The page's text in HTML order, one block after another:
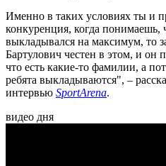
Именно в таких условиях ты и
конкуренция, когда понимаешь,
выкладывался на максимум, то
Бартулович честен в этом, и он
что есть какие-то фамилии, а
ребята выкладываются", –
интервью SportArena.
видео дня